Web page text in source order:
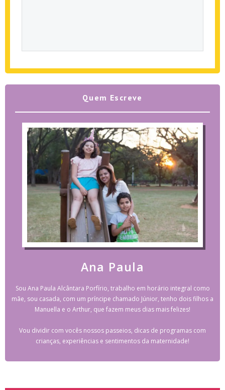
Quem Escreve
Ana Paula
Sou Ana Paula Alcântara Porfírio, trabalho em horário integral como
mãe, sou casada, com um príncipe chamado Júnior, tenho dois filhos a
Manuella e o Arthur, que fazem meus dias mais felizes!
Vou dividir com vocês nossos passeios, dicas de programas com
crianças, experiências e sentimentos da maternidade!